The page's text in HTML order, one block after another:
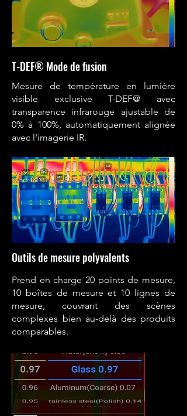
T-DEF® Mode de fusion
Mesure de température en lumière
visible exclusive T-DEF@ avec
transparence infrarouge ajustable de
0% à 100%, automatiquement alignée
avec l'imagerie IR.
Outils de mesure polyvalents
Prend en charge 20 points de mesure,
10 boîtes de mesure et 10 lignes de
mesure, couvrant des scènes
complexes bien au-delà des produits
comparables.